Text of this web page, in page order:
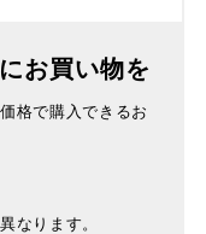
お買い物を
格で購入できるお
なります。